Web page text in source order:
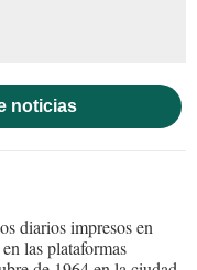
noticias
diarios impresos en
las plataformas